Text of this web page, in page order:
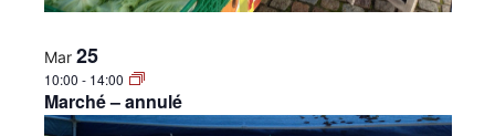
Mar 25
10:00 - 14:00
Marché – annulé